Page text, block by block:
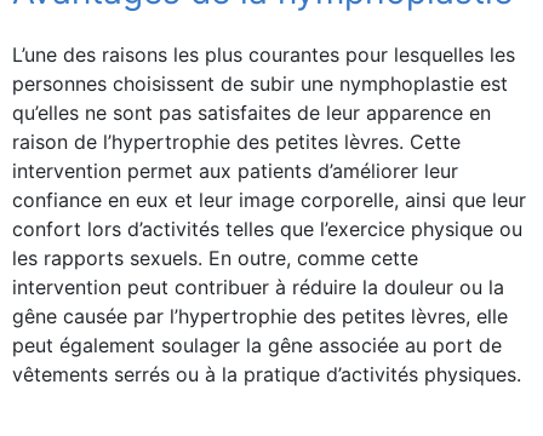
L’une des raisons les plus courantes pour lesquelles les
personnes choisissent de subir une nymphoplastie est
qu’elles ne sont pas satisfaites de leur apparence en
raison de l’hypertrophie des petites lèvres. Cette
intervention permet aux patients d’améliorer leur
confiance en eux et leur image corporelle, ainsi que leur
confort lors d’activités telles que l’exercice physique ou
les rapports sexuels. En outre, comme cette
intervention peut contribuer à réduire la douleur ou la
gêne causée par l’hypertrophie des petites lèvres, elle
peut également soulager la gêne associée au port de
vêtements serrés ou à la pratique d’activités physiques.